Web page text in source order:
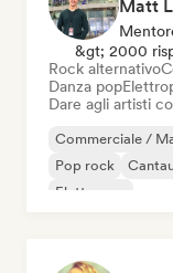
&gt; 2000
Rock alternativo
Danza pop
Dare agli artisti
Commerciale /
Pop rock
Elettropop